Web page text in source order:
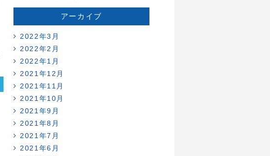
アーカイブ
2022年3月
2022年2月
2022年1月
2021年12月
2021年11月
2021年10月
2021年9月
2021年8月
2021年7月
2021年6月